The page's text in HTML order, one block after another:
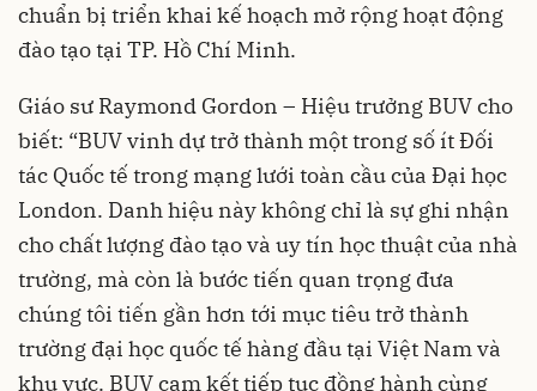
chuẩn bị triển khai kế hoạch mở rộng hoạt động
đào tạo tại TP. Hồ Chí Minh.
Giáo sư Raymond Gordon – Hiệu trưởng BUV cho
biết: “BUV vinh dự trở thành một trong số ít Đối
tác Quốc tế trong mạng lưới toàn cầu của Đại học
London. Danh hiệu này không chỉ là sự ghi nhận
cho chất lượng đào tạo và uy tín học thuật của nhà
trường, mà còn là bước tiến quan trọng đưa
chúng tôi tiến gần hơn tới mục tiêu trở thành
trường đại học quốc tế hàng đầu tại Việt Nam và
khu vực. BUV cam kết tiếp tục đồng hành cùng